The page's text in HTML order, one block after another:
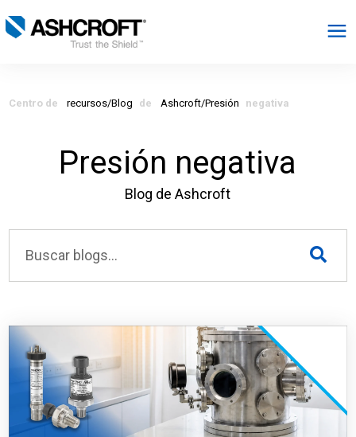
Industrias
Inicio de sesión
Carreras profesionales
Centro de recursos/Blog de Ashcroft/Presión negativa
Presión negativa
Blog de Ashcroft